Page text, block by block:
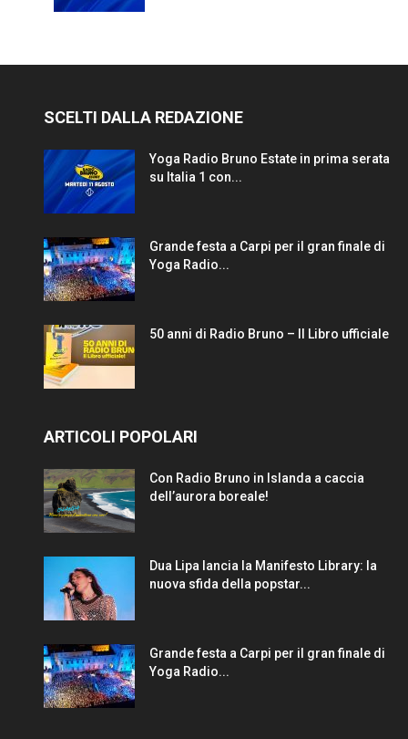
SCELTI DALLA REDAZIONE
Yoga Radio Bruno Estate in prima serata
su Italia 1 con...
Grande festa a Carpi per il gran finale di
Yoga Radio...
50 anni di Radio Bruno – Il Libro ufficiale
ARTICOLI POPOLARI
Con Radio Bruno in Islanda a caccia
dell’aurora boreale!
Dua Lipa lancia la Manifesto Library: la
nuova sfida della popstar...
Grande festa a Carpi per il gran finale di
Yoga Radio...